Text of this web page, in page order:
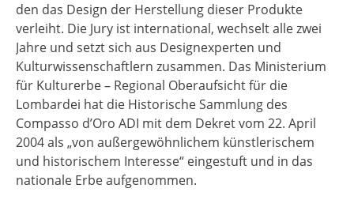
den das Design der Herstellung dieser Produkte
verleiht. Die Jury ist international, wechselt alle zwei
Jahre und setzt sich aus Designexperten und
Kulturwissenschaftlern zusammen. Das Ministerium
für Kulturerbe – Regional Oberaufsicht für die
Lombardei hat die Historische Sammlung des
Compasso d’Oro ADI mit dem Dekret vom 22. April
2004 als „von außergewöhnlichem künstlerischem
und historischem Interesse“ eingestuft und in das
nationale Erbe aufgenommen.